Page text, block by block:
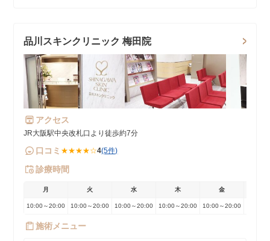
品川スキンクリニック 梅田院
アクセス
JR大阪駅中央改札口より徒歩約7分
口コミ ★★★★☆4(5件)
診療時間
月 火 水 木 金
10:00～20:00 10:00～20:00 10:00～20:00 10:00～20:00 10:00～20:00
施術メニュー